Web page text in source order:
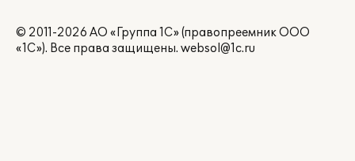
© 2011-2026 АО «Группа 1С» (правопреемник ООО
«1С»). Все права защищены. websol@1c.ru